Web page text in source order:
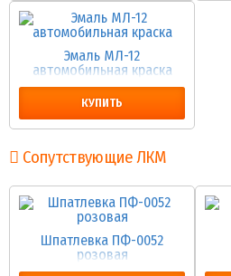
Эмаль МЛ-12
автомобильная краска
КУПИТЬ
Сопутствующие ЛКМ
Шпатлевка ПФ-0052
розовая